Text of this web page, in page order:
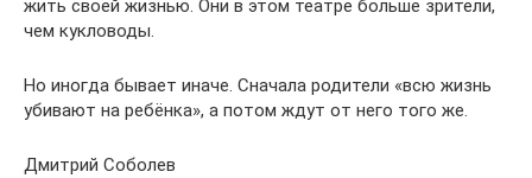
жить своей жизнью. Они в этом театре больше зрители,
чем кукловоды.
Но иногда бывает иначе. Сначала родители «всю жизнь
убивают на ребёнка», а потом ждут от него того же.
Дмитрий Соболев